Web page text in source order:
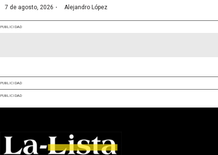
7 de agosto, 2026 · Alejandro López
PUBLICIDAD
PUBLICIDAD
PUBLICIDAD